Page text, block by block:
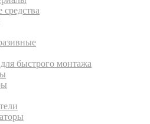
быстрого монтажа